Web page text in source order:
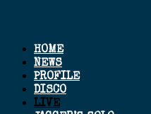
HOME
NEWS
PROFILE
DISCO
LIVE